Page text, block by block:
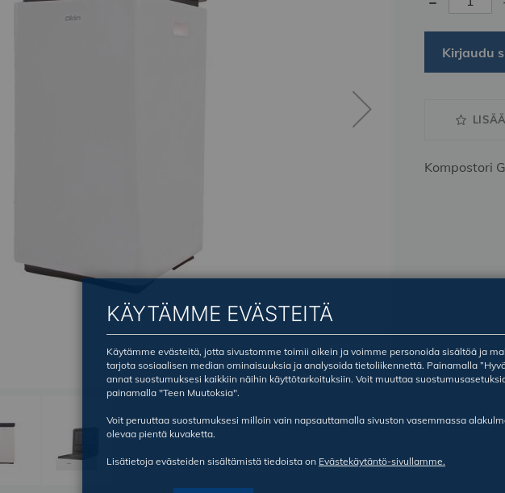
Kirjaudu
Kompostori
KÄYTÄMME EVÄSTEITÄ
Käytämme evästeitä, jotta sivustomme toimii oikein ja voimme personoida sisältöä ja
tarjota sosiaalisen median ominaisuuksia ja analysoida tietoliikennettä. Painamalla
annat suostumuksesi kaikkiin näihin käyttötarkoituksiin. Voit muuttaa
painamalla "Teen Muutoksia".
Voit peruuttaa suostumuksesi milloin vain napsauttamalla sivuston vasemmassa
olevaa pientä kuvaketta.
Lisätietoja evästeiden sisältämistä tiedoista on Evästekäytäntö-sivullamme.